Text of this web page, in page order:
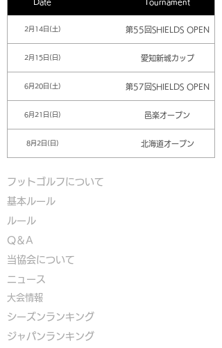
2月14日(土) 第55回SHIELDS OPEN
2月15日(日) 愛知新城カップ
6月20日(土) 第57回SHIELDS OPEN
6月21日(日) 邑楽オープン
8月2日(日) 北海道オープン
フットゴルフについて
基本ルール
ルール
Q＆A
​当協会について
​ニュース
大会情報
シーズンランキング
ジャパンランキング